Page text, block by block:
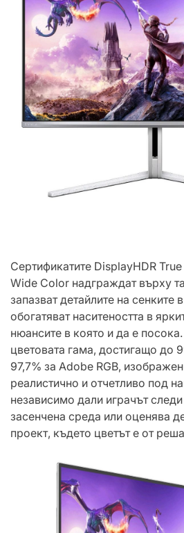
Сертификатите DisplayHDR
Wide Color надграждат върху
запазват детайлите на сенките
обогатяват наситеността в
нюансите в която и да е
цветовата гама, достигащо до
97,7% за Adobe RGB,
реалистично и отчетливо под
независимо дали играчът
засенчена среда или оценява
проект, където цветът е от